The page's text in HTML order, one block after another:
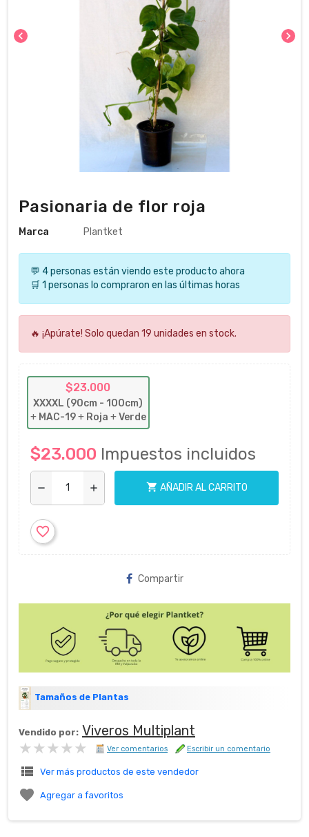
chevron_left chevron_right
Pasionaria de flor roja
Marca Plantket
💬 4 personas están viendo este producto ahora
🛒 1 personas lo compraron en las últimas horas
🔥 ¡Apúrate! Solo quedan 19 unidades en stock.
$23.000
XXXXL (90cm - 100cm)
+ MAC-19+ Roja +Verde
$23.000 Impuestos incluidos
remove add shopping_cart AÑADIR AL CARRITO
favorite_border
Compartir
Tamaños de Plantas
Vendido por: Viveros Multiplant
★★★★★
★★★★★ Ver comentarios Escribir un comentario
view_list Ver más productos de este vendedor
 Agregar a favoritos